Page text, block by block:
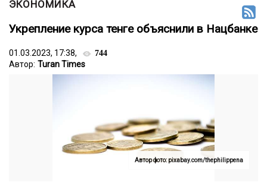
ЭКОНОМИКА
Укрепление курса тенге объяснили в Нацбанке
01.03.2023, 17:38, 744
Автор: Turan Times
Автор фото: pixabay.com/thephilippena